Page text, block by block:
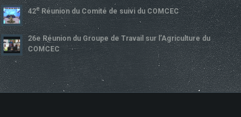
42ERéunion du Comité de suivi du COMCEC
26e Réunion du Groupe de Travail sur l’Agriculture du
COMCEC